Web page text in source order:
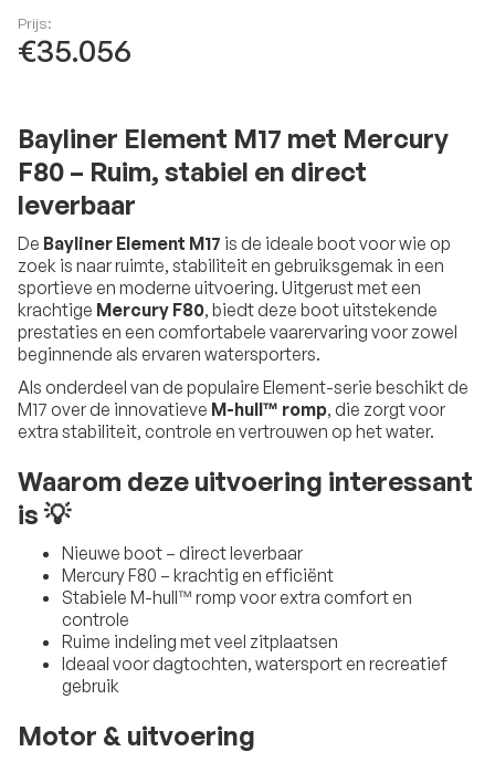
Prijs:
€35.056
Bayliner Element M17 met Mercury
F80 – Ruim, stabiel en direct
leverbaar
De Bayliner Element M17 is de ideale boot voor wie op
zoek is naar ruimte, stabiliteit en gebruiksgemak in een
sportieve en moderne uitvoering. Uitgerust met een
krachtige Mercury F80, biedt deze boot uitstekende
prestaties en een comfortabele vaarervaring voor zowel
beginnende als ervaren watersporters.
Als onderdeel van de populaire Element-serie beschikt de
M17 over de innovatieve M-hull™ romp, die zorgt voor
extra stabiliteit, controle en vertrouwen op het water.
Waarom deze uitvoering interessant
is 💡
Nieuwe boot – direct leverbaar
Mercury F80 – krachtig en efficiënt
Stabiele M-hull™ romp voor extra comfort en
controle
Ruime indeling met veel zitplaatsen
Ideaal voor dagtochten, watersport en recreatief
gebruik
Motor & uitvoering